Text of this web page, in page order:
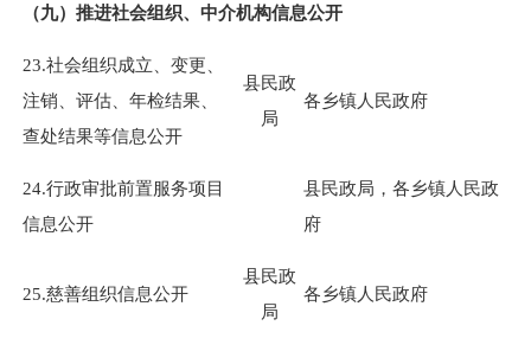
（九）推进社会组织、中介机构信息公开
23.社会组织成立、变更、
注销、评估、年检结果、
查处结果等信息公开
县民政
局
各乡镇人民政府
24.行政审批前置服务项目
信息公开
县民政局，各乡镇人民政
府
25.慈善组织信息公开
县民政
局
各乡镇人民政府